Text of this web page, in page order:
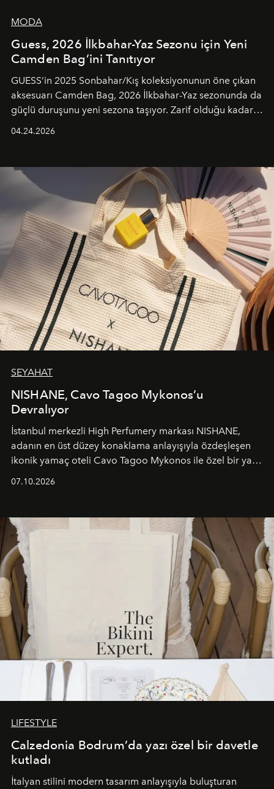
MODA
Guess, 2026 İlkbahar-Yaz Sezonu için Yeni
Camden Bag’ini Tanıtıyor
GUESS’in 2025 Sonbahar/Kış koleksiyonunun öne çıkan
aksesuarı Camden Bag, 2026 İlkbahar-Yaz sezonunda da
güçlü duruşunu yeni sezona taşıyor. Zarif olduğu kadar
04.24.2026
SEYAHAT
NISHANE, Cavo Tagoo Mykonos’u
Devralıyor
İstanbul merkezli High Perfumery markası NISHANE,
adanın en üst düzey konaklama anlayışıyla özdeşleşen
ikonik yamaç oteli Cavo Tagoo Mykonos ile özel bir yaz
buluşturarak markanın Cavo Tagoo’daki varlığını
sürükleyici ve mevsime özel bir deneyime dönüştürüyor.
07.10.2026
LIFESTYLE
Calzedonia Bodrum’da yazı özel bir davetle
kutladı
İtalyan stilini modern tasarım anlayışıyla buluşturan